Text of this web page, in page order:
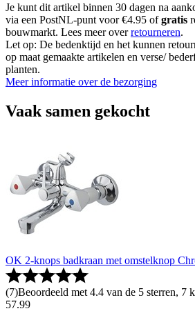
Je kunt dit artikel binnen 30 dagen na
via een PostNL-punt voor €4.95 ofgratis
bouwmarkt. Lees meer overretourneren.
Let op: De bedenktijd en het kunnen
op maat gemaakte artikelen en verse/
planten.
Meer informatie over de bezorging
Vaak samen gekocht
OK 2-knops badkraan met omstelknop
(7)Beoordeeld met 4.4 van de 5 sterren, 7
57.99